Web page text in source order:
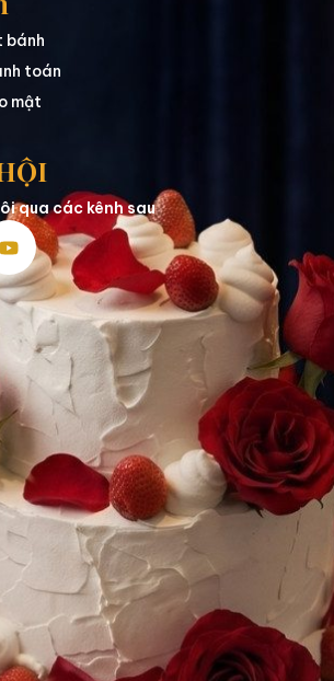
bánh
toán
mật
qua các kênh sau